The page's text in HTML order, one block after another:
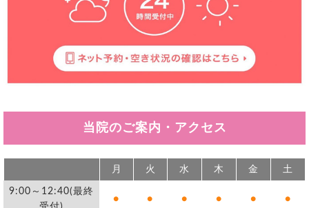
当院のご案内・アクセス
月 火 水 木 金 土
9:00～12:40(最終
● ● ● ● ● ●